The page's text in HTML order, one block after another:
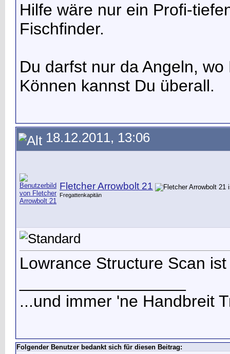
Hilfe wäre nur ein Profi-
Fischfinder.
Du darfst nur da Angeln,
Können kannst Du überall.
18.12.2011, 13:06
Fletcher Arrowbolt 21
Fregattenkapitän
Lowrance Structure Scan
...und immer 'ne Handbreit
Folgender Benutzer bedankt sich für diesen Beitrag: